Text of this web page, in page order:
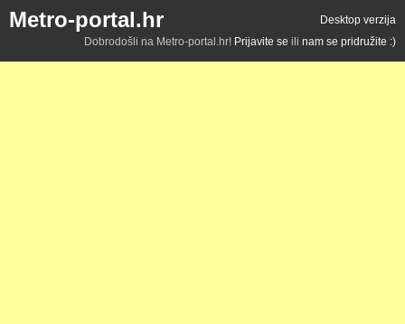
Metro-portal.hr
Desktop verzija
Dobrodošli na Metro-portal.hr! Prijavite se ili nam se pridružite :)